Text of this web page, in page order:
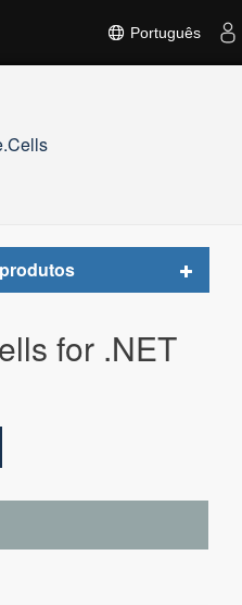
Português
Toggle
for .NET